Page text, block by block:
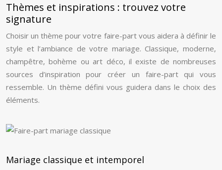
Thèmes et inspirations : trouvez votre
signature
Choisir un thème pour votre faire-part vous aidera à définir le
style et l’ambiance de votre mariage. Classique, moderne,
champêtre, bohème ou art déco, il existe de nombreuses
sources d’inspiration pour créer un faire-part qui vous
ressemble. Un thème défini vous guidera dans le choix des
éléments.
Mariage classique et intemporel